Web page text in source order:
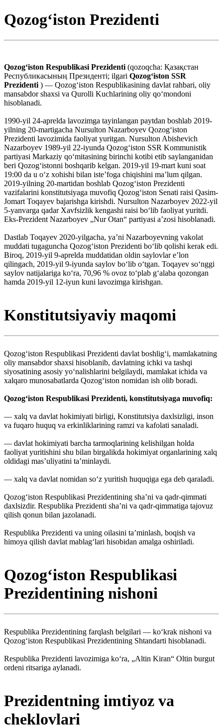
Qozogʻiston Prezidenti
Qozogʻiston Respublikasi Prezidenti (qozoqcha: Қазақстан
Республикасының Президенті; ilgari Qozogʻiston SSR
Prezidenti ) — Qozogʻiston Respublikasining davlat rahbari, oliy
mansabdor shaxsi va Qurolli Kuchlarining oliy qoʻmondoni
hisoblanadi.
1990-yil 24-aprelda lavozimga tayinlangan paytdan boshlab 2019-
yilning 20-martigacha Nursulton Nazarboyev Qozogʻiston
Prezidenti lavozimida faoliyat yuritgan. Nursulton Abishevich
Nazarboyev 1989-yil 22-iyunda Qozog‘iston SSR Kommunistik
partiyasi Markaziy qo‘mitasining birinchi kotibi etib saylanganidan
beri Qozog‘istonni boshqarib kelgan. 2019-yil 19-mart kuni soat
19:00 da u o‘z xohishi bilan isteʼfoga chiqishini maʼlum qilgan.
2019-yilning 20-martidan boshlab Qozog‘iston Prezidenti
vazifalarini konstitutsiyaga muvofiq Qozogʻiston Senati raisi Qasim-
Jomart Toqayev bajarishga kirishdi. Nursulton Nazarboyev 2022-yil
5-yanvarga qadar Xavfsizlik kengashi raisi bo‘lib faoliyat yuritdi.
Eks-Prezident Nazarboyev „Nur Otan“ partiyasi aʼzosi hisoblanadi.
Dastlab Toqayev 2020-yilgacha, yaʼni Nazarboyevning vakolat
muddati tugaguncha Qozog‘iston Prezidenti bo‘lib qolishi kerak edi.
Biroq, 2019-yil 9-aprelda muddatidan oldin saylovlar eʼlon
qilingach, 2019-yil 9-iyunda saylov boʻlib oʻtgan. Toqayev soʻnggi
saylov natijalariga koʻra, 70,96 % ovoz toʻplab gʻalaba qozongan
hamda 2019-yil 12-iyun kuni lavozimga kirishgan.
Konstitutsiyaviy maqomi
Qozogʻiston Respublikasi Prezidenti davlat boshligʻi, mamlakatning
oliy mansabdor shaxsi hisoblanib, davlatning ichki va tashqi
siyosatining asosiy yoʻnalishlarini belgilaydi, mamlakat ichida va
xalqaro munosabatlarda Qozogʻiston nomidan ish olib boradi.
Qozogʻiston Respublikasi Prezidenti, konstitutsiyaga muvofiq:
— xalq va davlat hokimiyati birligi, Konstitutsiya daxlsizligi, inson
va fuqaro huquq va erkinliklarining ramzi va kafolati sanaladi.
— davlat hokimiyati barcha tarmoqlarining kelishilgan holda
faoliyat yuritishini shu bilan birgalikda hokimiyat organlarining xalq
oldidagi mas’uliyatini taʼminlaydi.
— xalq va davlat nomidan so‘z yuritish huquqiga ega deb qaraladi.
Qozog‘iston Respublikasi Prezidentining shaʼni va qadr-qimmati
daxlsizdir. Respublika Prezidenti shaʼni va qadr-qimmatiga tajovuz
qilish qonun bilan jazolanadi.
Respublika Prezidenti va uning oilasini taʼminlash, boqish va
himoya qilish davlat mablag‘lari hisobidan amalga oshiriladi.
Qozogʻiston Respublikasi
Prezidentining nishoni
Respublika Prezidentining farqlash belgilari — koʻkrak nishoni va
Qozogʻiston Respublikasi Prezidentining Shtandarti hisoblanadi.
Respublika Prezidenti lavozimiga koʻra, „Altin Kiran“ Oltin burgut
ordeni ritsariga aylanadi.
Prezidentning imtiyoz va
cheklovlari